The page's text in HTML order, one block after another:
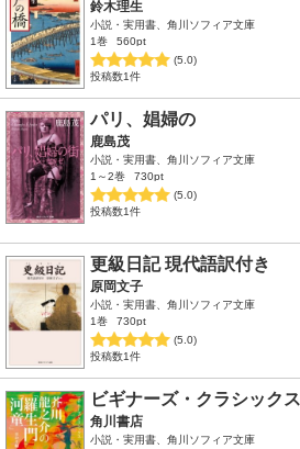
鈴木理生
小説・実用書、角川ソフィア文庫
1巻
560pt
(5.0)
投稿数1件
パリ、娼婦の
鹿島茂
小説・実用書、角川ソフィア文庫
1～2巻
730pt
(5.0)
投稿数1件
更級日記 現代語訳付き
原岡文子
小説・実用書、角川ソフィア文庫
1巻
730pt
(5.0)
投稿数1件
ビギナーズ・クラシック
角川書店
小説・実用書、角川ソフィア文庫